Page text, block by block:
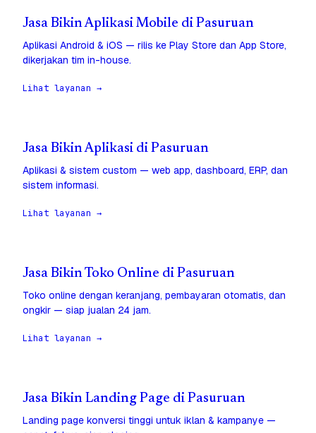
Jasa Bikin Aplikasi Mobile di Pasuruan
Aplikasi Android & iOS — rilis ke Play Store dan App Store,
dikerjakan tim in-house.
Lihat layanan →
Jasa Bikin Aplikasi di Pasuruan
Aplikasi & sistem custom — web app, dashboard, ERP, dan
sistem informasi.
Lihat layanan →
Jasa Bikin Toko Online di Pasuruan
Toko online dengan keranjang, pembayaran otomatis, dan
ongkir — siap jualan 24 jam.
Lihat layanan →
Jasa Bikin Landing Page di Pasuruan
Landing page konversi tinggi untuk iklan & kampanye —